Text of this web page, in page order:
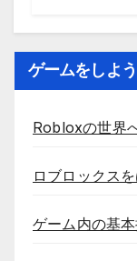
ゲームをしよう
Robloxの世界
ロブロックス
ゲーム内の基